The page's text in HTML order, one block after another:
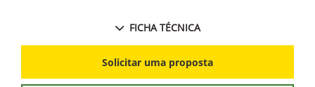
FICHA TÉCNICA
Solicitar uma proposta